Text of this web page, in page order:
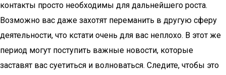
контакты просто необходимы для дальнейшего роста.
Возможно вас даже захотят переманить в другую сферу
деятельности, что кстати очень для вас неплохо. В этот же
период могут поступить важные новости, которые
заставят вас суетиться и волноваться. Следите, чтобы это